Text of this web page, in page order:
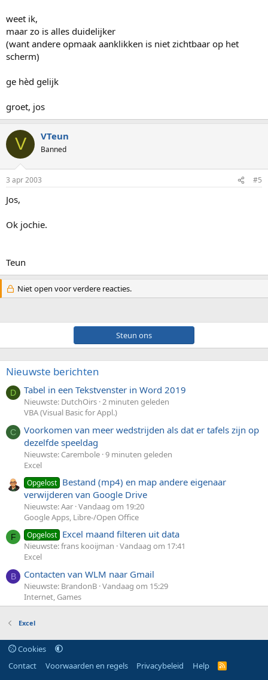
weet ik,
maar zo is alles duidelijker
(want andere opmaak aanklikken is niet zichtbaar op het
scherm)
ge hèd gelijk
groet, jos
V VTeun
Banned
3 apr 2003 #5
Jos,
Ok jochie.
Teun
Niet open voor verdere reacties.
Steun ons
Nieuwste berichten
D Tabel in een Tekstvenster in Word 2019
Nieuwste: DutchOirs 2 minuten geleden
VBA (Visual Basic for Appl.)
C
Voorkomen van meer wedstrijden als dat er tafels zijn op
dezelfde speeldag
Nieuwste: Carembole 9 minuten geleden
Excel
Opgelost Bestand (mp4) en map andere eigenaar
verwijderen van Google Drive
Nieuwste: Aar Vandaag om 19:20
Google Apps, Libre-/Open Office
F Opgelost Excel maand filteren uit data
Nieuwste: frans kooijman Vandaag om 17:41
Excel
B Contacten van WLM naar Gmail
Nieuwste: BrandonB Vandaag om 15:29
Internet, Games
Excel
Cookies
Contact
Voorwaarden en regels Privacybeleid Help
R
S